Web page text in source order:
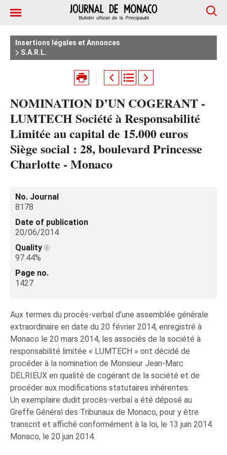
Insertions légales et Annonces
S.A.R.L.
NOMINATION D’UN COGERANT -
LUMTECH Société à Responsabilité
Limitée au capital de 15.000 euros
Siège social : 28, boulevard Princesse
Charlotte - Monaco
No. Journal
8178
Date of publication
20/06/2014
Quality
97.44%
Page no.
1427
Aux termes du procès-verbal d’une assemblée générale
extraordinaire en date du 20 février 2014, enregistré à
Monaco le 20 mars 2014, les associés de la société à
responsabilité limitée « LUMTECH » ont décidé de
procéder à la nomination de Monsieur Jean-Marc
DELRIEUX en qualité de cogérant de la société et de
procéder aux modifications statutaires inhérentes.
Un exemplaire dudit procès-verbal a été déposé au
Greffe Général des Tribunaux de Monaco, pour y être
transcrit et affiché conformément à la loi, le 13 juin 2014.
Monaco, le 20 juin 2014.